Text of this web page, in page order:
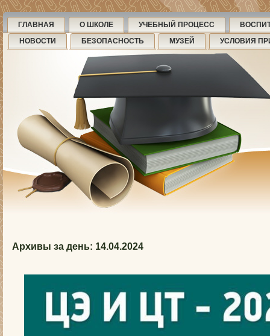
ГЛАВНАЯ О ШКОЛЕ УЧЕБНЫЙ ПРОЦЕСС
НОВОСТИ
БЕЗОПАСНОСТЬ МУЗЕЙ УСЛОВИЯ
Архивы за день: 14.04.2024